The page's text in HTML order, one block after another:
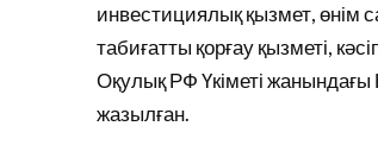
инвестициялық қызмет, өнім
табиғатты қорғау қызметі,
Оқулық РФ Үкіметі
жазылған.